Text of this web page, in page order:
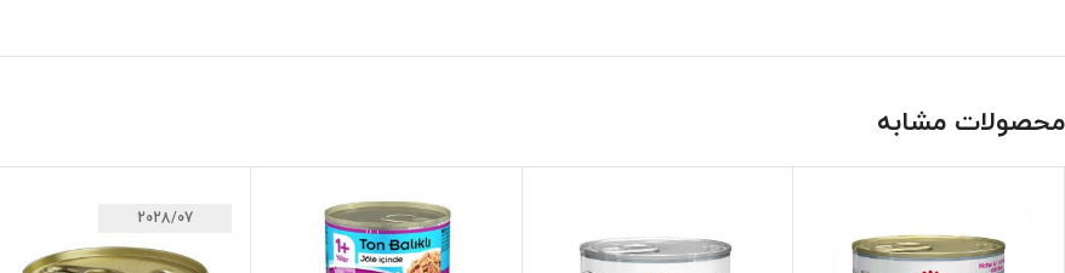
محصولات مشابه
2028/07